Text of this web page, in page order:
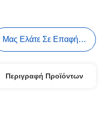
Μας Ελάτε Σε Επαφή Με
Περιγραφή Προϊόντων